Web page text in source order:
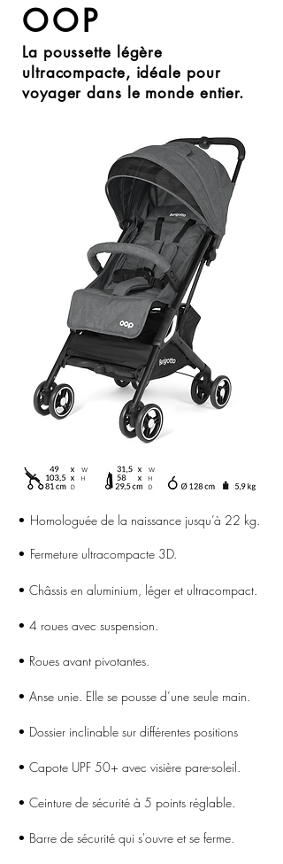
La poussette légère
ultracompacte, idéale pour
voyager dans le monde entier.
OOP
• Homologuée de la naissance jusqu’à 22 kg.
• Fermeture ultracompacte 3D.
• Châssis en aluminium, léger et ultracompact.
• 4 roues avec suspension.
• Roues avant pivotantes.
• Anse unie. Elle se pousse d’une seule main.
• Dossier inclinable sur différentes positions
• Capote UPF 50+ avec visière pare-soleil.
• Ceinture de sécurité à 5 points réglable.
• Barre de sécurité qui s'ouvre et se ferme.